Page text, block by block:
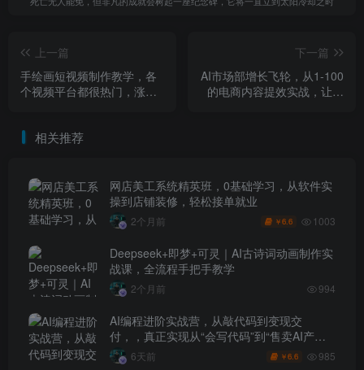
上一篇
手绘画短视频制作教学，各
个视频平台都很热门，涨粉
下一篇
AI市场部增长飞轮，从1-100
的电商内容提效实战，让优
相关推荐
网店美工系统精英班，0基础学习，从软件实
操到店铺装修，轻松接单就业
2个月前 ￥6.6 1003
Deepseek+即梦+可灵｜AI古诗词动画制作实
战课，全流程手把手教学
2个月前 994
AI编程进阶实战营，从敲代码到变现交
付，，真正实现从“会写代码”到“售卖AI产品
盈利”的跨越
6天前 ￥6.6 985